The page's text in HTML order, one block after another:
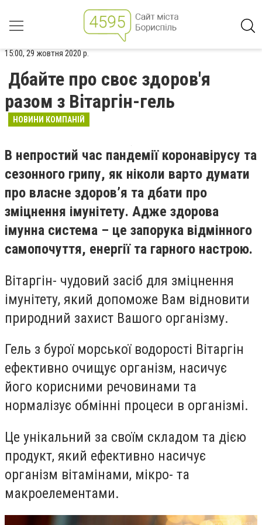
15:00, 29 жовтня 2020 р.
Дбайте про своє здоров'я
разом з Вітаргін-гель
НОВИНИ КОМПАНІЙ
В непростий час пандемії коронавірусу та
сезонного грипу, як ніколи варто думати
про власне здоров’я та дбати про
зміцнення імунітету. Адже здорова
імунна система – це запорука відмінного
самопочуття, енергії та гарного настрою.
Вітаргін- чудовий засіб для зміцнення
імунітету, який допоможе Вам відновити
природний захист Вашого організму.
Гель з бурої морської водорості Вітаргін
ефективно очищує організм, насичує
його корисними речовинами та
нормалізує обмінні процеси в організмі.
Це унікальний за своїм складом та дією
продукт, який ефективно насичує
організм вітамінами, мікро- та
макроелементами.